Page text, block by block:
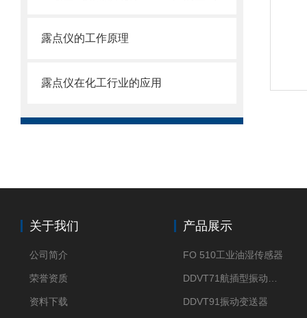
露点仪的工作原理
露点仪在化工行业的应用
关于我们
公司简介
荣誉资质
资料下载
产品展示
FO 510工业油湿传感器
DDVT91振动变送器